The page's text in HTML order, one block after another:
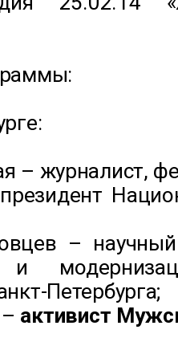
– журналист,
–
и
Петербурга;
– активист